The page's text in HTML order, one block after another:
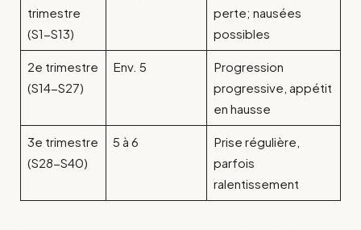
trimestre
(S1-S13)
perte; nausées
possibles
2e trimestre
(S14-S27)
Env. 5
Progression
progressive, appétit
en hausse
3e trimestre
(S28-S40)
5 à 6
Prise régulière,
parfois
ralentissement